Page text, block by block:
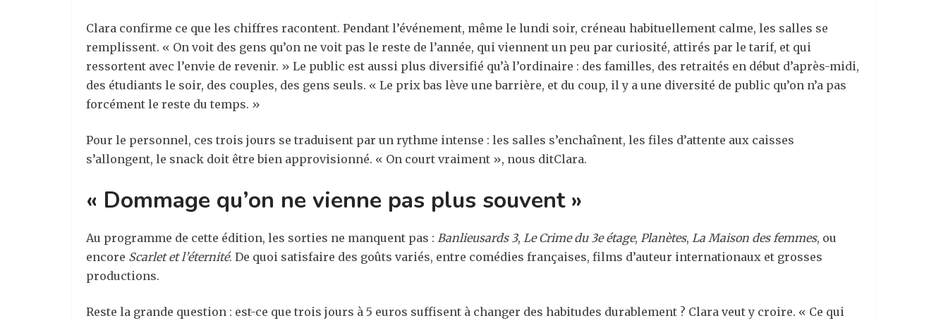
Clara confirme ce que les chiffres racontent. Pendant l’événement, même le lundi soir, créneau habituellement calme, les salles se
remplissent. « On voit des gens qu’on ne voit pas le reste de l’année, qui viennent un peu par curiosité, attirés par le tarif, et qui
ressortent avec l’envie de revenir. » Le public est aussi plus diversifié qu’à l’ordinaire : des familles, des retraités en début d’après-midi,
des étudiants le soir, des couples, des gens seuls. « Le prix bas lève une barrière, et du coup, il y a une diversité de public qu’on n’a pas
forcément le reste du temps. »
Pour le personnel, ces trois jours se traduisent par un rythme intense : les salles s’enchaînent, les files d’attente aux caisses
s’allongent, le snack doit être bien approvisionné. « On court vraiment », nous ditClara.
« Dommage qu’on ne vienne pas plus souvent »
Au programme de cette édition, les sorties ne manquent pas : Banlieusards 3, Le Crime du 3e étage, Planètes, La Maison des femmes, ou
encore Scarlet etl’éternité. De quoi satisfaire des goûts variés, entre comédies françaises, films d’auteur internationaux et grosses
productions.
Reste la grande question : est-ce que trois jours à 5 euros suffisent à changer des habitudes durablement ? Clara veut y croire. « Ce qui